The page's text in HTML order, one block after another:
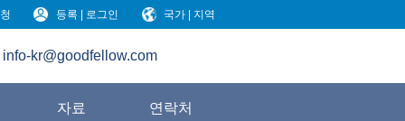
국가 | 지역
등록 | 로그인
info-kr@goodfellow.com
자료 연락처